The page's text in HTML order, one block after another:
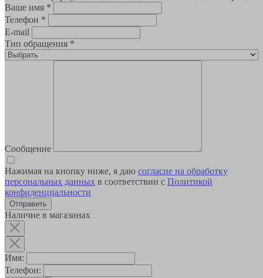
Ваше имя *
Телефон *
E-mail
Тип обращения *
Сообщение
Нажимая на кнопку ниже, я даю согласие на обработку
персональных данных в соответствии с Политикой
конфиденциальности
Наличие в магазинах
Имя:
Телефон: